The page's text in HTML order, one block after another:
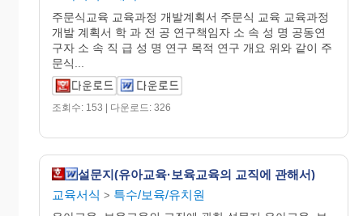
주문식교육 교육과정 개발계획서 주문식 교육 교육과정
개발 계획서 학 과 전 공 연구책임자 소 속 성 명 공동연
구자 소 속 직 급 성 명 연구 목적 연구 개요 위와 같이 주
문식...
조회수: 153 | 다운로드: 326
설문지(유아교육·보육교육의 교직에 관해서)
교육서식 > 특수/보육/유치원